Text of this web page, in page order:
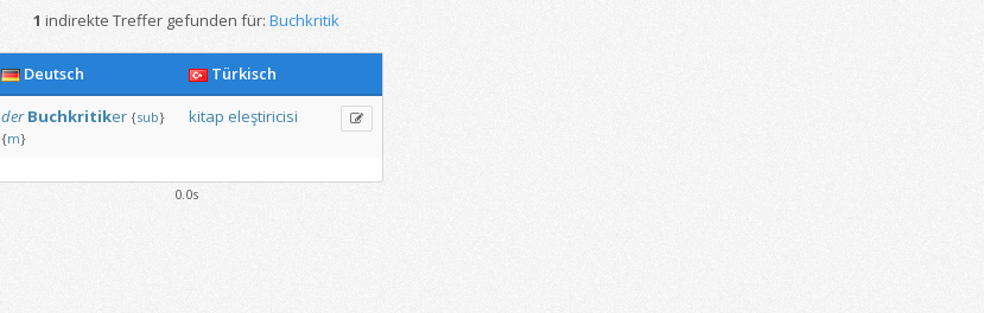
1 indirekte Treffer gefunden für: Buchkritik
Deutsch
Türkisch
der Buchkritiker {sub}
{m}
kitap eleştiricisi
0.0s